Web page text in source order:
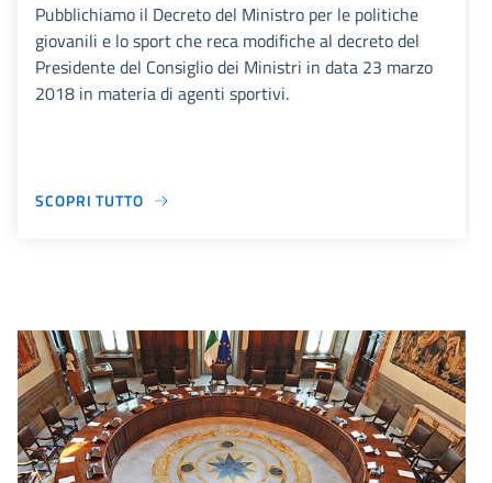
Pubblichiamo il Decreto del Ministro per le politiche
giovanili e lo sport che reca modifiche al decreto del
Presidente del Consiglio dei Ministri in data 23 marzo
2018 in materia di agenti sportivi.
SCOPRI TUTTO